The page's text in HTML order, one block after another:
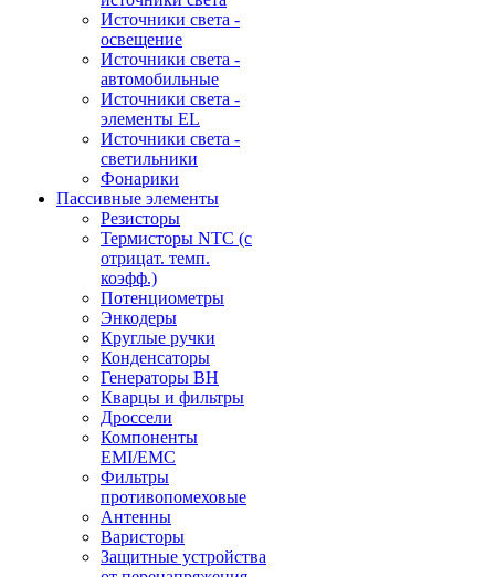
Источники света -
освещение
Источники света -
автомобильные
Источники света -
элементы EL
Источники света -
светильники
Фонарики
Пассивные элементы
Резисторы
Термисторы NTC (с
отрицат. темп.
коэфф.)
Потенциометры
Энкодеры
Круглые ручки
Конденсаторы
Генераторы ВН
Кварцы и фильтры
Дроссели
Компоненты
EMI/EMC
Фильтры
противопомеховые
Антенны
Варисторы
Защитные устройства